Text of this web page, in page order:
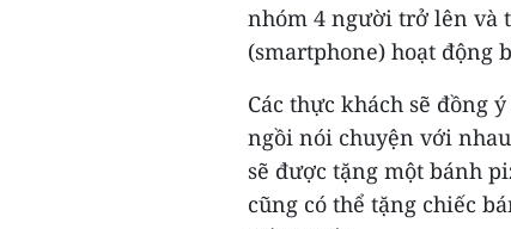
nhóm 4 người trở lên và
(smartphone) hoạt động
Các thực khách sẽ đồng
ngồi nói chuyện với
sẽ được tặng một bánh
cũng có thể tặng chiếc